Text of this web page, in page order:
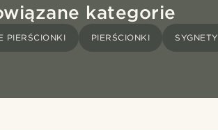
kategorie
PIERŚCIONKI PIERŚCIONKI SYGNETY